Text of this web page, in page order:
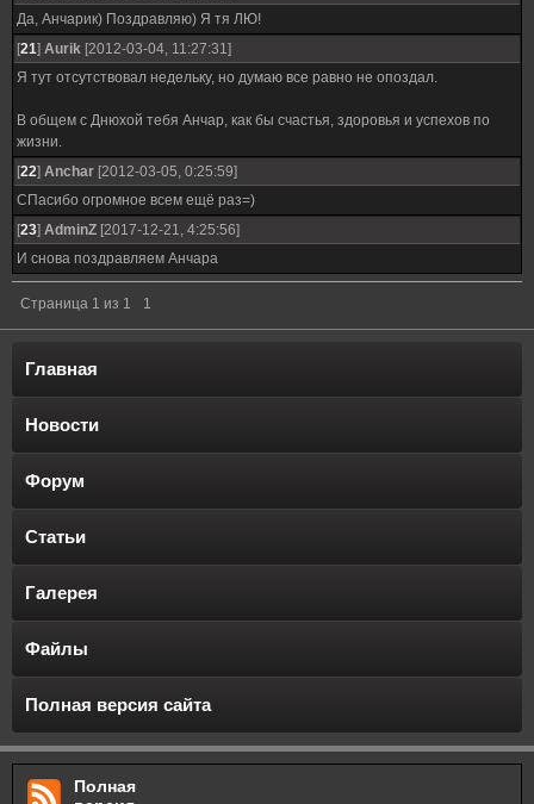
Да, Анчарик) Поздравляю) Я тя ЛЮ!
[21] Aurik [2012-03-04, 11:27:31]
Я тут отсутствовал недельку, но думаю все равно не опоздал.
В общем с Днюхой тебя Анчар, как бы счастья, здоровья и успехов по
жизни.
[22] Anchar [2012-03-05, 0:25:59]
СПасибо огромное всем ещё раз=)
[23] AdminZ [2017-12-21, 4:25:56]
И снова поздравляем Анчара
Страница 1 из 1 1
Главная
Новости
Форум
Статьи
Галерея
Файлы
Полная версия сайта
Полная